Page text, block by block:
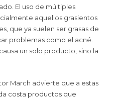
El uso de múltiples
aquellos grasientos
que ya suelen ser grasas de
problemas como el acné.
un solo producto, sino la
March advierte que a estas
costa productos que